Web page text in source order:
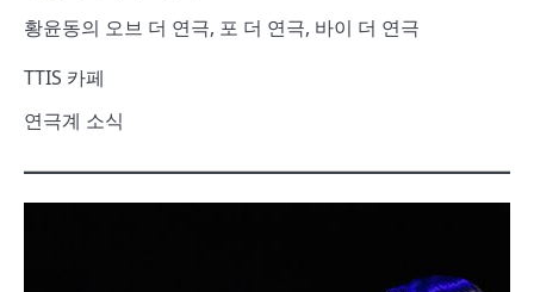
황윤동의 오브 더 연극, 포 더 연극, 바이 더 연극
TTIS 카페
연극계 소식